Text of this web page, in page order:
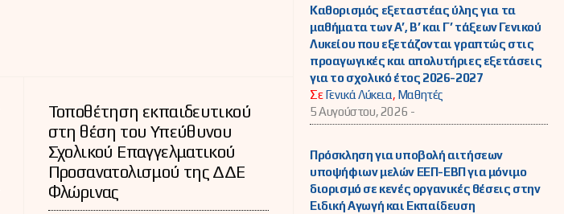
Τοποθέτηση εκπαιδευτικού
στη θέση του Υπεύθυνου
Σχολικού Επαγγελματικού
Προσανατολισμού της ΔΔΕ
Φλώρινας
Καθορισμός εξεταστέας ύλης για τα
μαθήματα των Α’, Β’ και Γ’ τάξεων Γενικού
Λυκείου που εξετάζονται γραπτώς στις
προαγωγικές και απολυτήριες εξετάσεις
για το σχολικό έτος 2026-2027
ΣεΓενικά Λύκεια, Μαθητές
5 Αυγούστου, 2026 -
Πρόσκληση για υποβολή αιτήσεων
υποψήφιων μελών ΕΕΠ-ΕΒΠ για μόνιμο
διορισμό σε κενές οργανικές θέσεις στην
Ειδική Αγωγή και Εκπαίδευση